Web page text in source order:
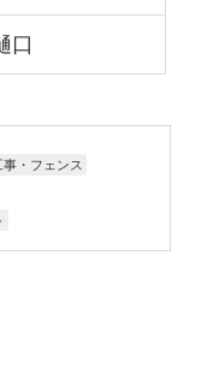
口
事・フェンス